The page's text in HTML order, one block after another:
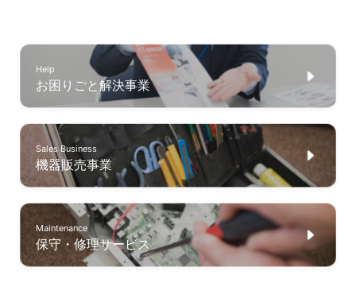
Help
お困りごと解決事業
Sales Business
機器販売事業
Maintenance
保守・修理サービス